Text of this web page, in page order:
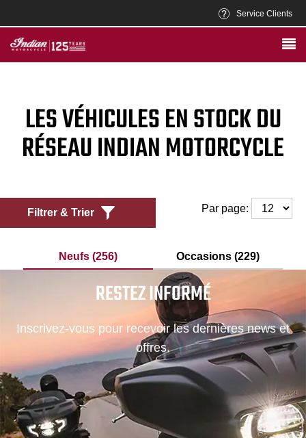
Service Clients
LES VÉHICULES EN STOCK DU
RÉSEAU INDIAN MOTORCYCLE
Filtrer & Trier Par page:
Neufs (256) Occasions (229)
RESTEZ INFORMÉ
Inscrivez-vous pour recevoir les dernières news et
offres.